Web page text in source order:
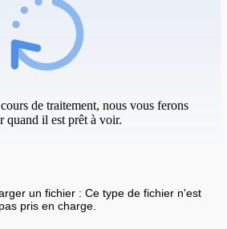
de traitement, nous vous ferons
quand il est prêt à voir.
un fichier : Ce type de fichier n'est
pas pris en charge.